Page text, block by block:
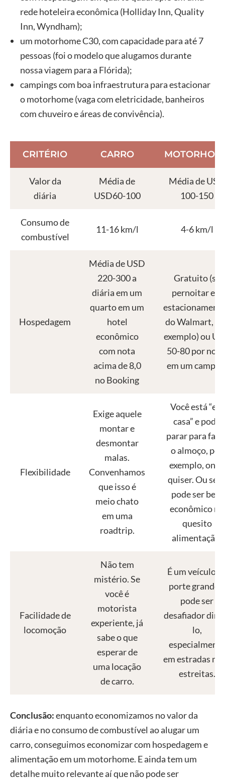
rede hoteleira econômica (Holliday Inn, Quality
Inn, Wyndham);
um motorhome C30, com capacidade para até 7
pessoas (foi o modelo que alugamos durante
nossa viagem para a Flórida);
campings com boa infraestrutura para estacionar
o motorhome (vaga com eletricidade, banheiros
com chuveiro e áreas de convivência).
CRITÉRIO CARRO
Valor da
diária
Média de
USD60-100
Média de USD
100-150
Consumo de
combustível
11-16 km/l 4-6 km/l
Hospedagem
Média de USD
220-300 a
diária em um
quarto em um
hotel
econômico
com nota
acima de 8,0
no Booking
Gratuito (se
pernoitar em
do Walmart,
exemplo) ou
50-80 por
em um
Flexibilidade
Exige aquele
montar e
desmontar
malas.
Convenhamos
que isso é
meio chato
em uma
roadtrip.
Você está “em
casa” e pode
parar para
o almoço, por
exemplo, onde
quiser. Ou
pode ser bem
econômico no
quesito
alimentação.
Facilidade de
locomoção
Não tem
mistério. Se
você é
motorista
experiente, já
sabe o que
esperar de
uma locação
de carro.
É um veículo
porte grande e
pode ser
desafiador
lo,
especialmente
em estradas
estreitas.
Conclusão:enquanto economizamos no valor da
diária e no consumo de combustível ao alugar um
carro, conseguimos economizar com hospedagem e
alimentação em um motorhome. E ainda tem um
detalhe muito relevante aí que não pode ser